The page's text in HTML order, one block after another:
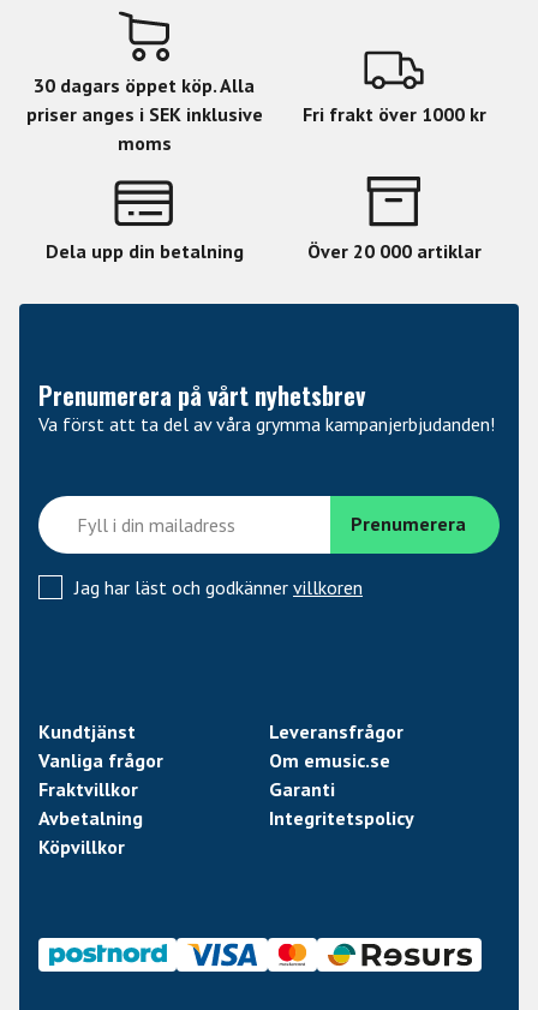
30 dagars öppet köp. Alla
priser anges i SEK inklusive
moms
Fri frakt över 1000 kr
Dela upp din betalning Över 20 000 artiklar
Prenumerera på vårt nyhetsbrev
Va först att ta del av våra grymma kampanjerbjudanden!
Jag har läst och godkänner villkoren
Kundtjänst
Leveransfrågor
Vanliga frågor
Om emusic.se
Fraktvillkor
Garanti
Avbetalning
Integritetspolicy
Köpvillkor